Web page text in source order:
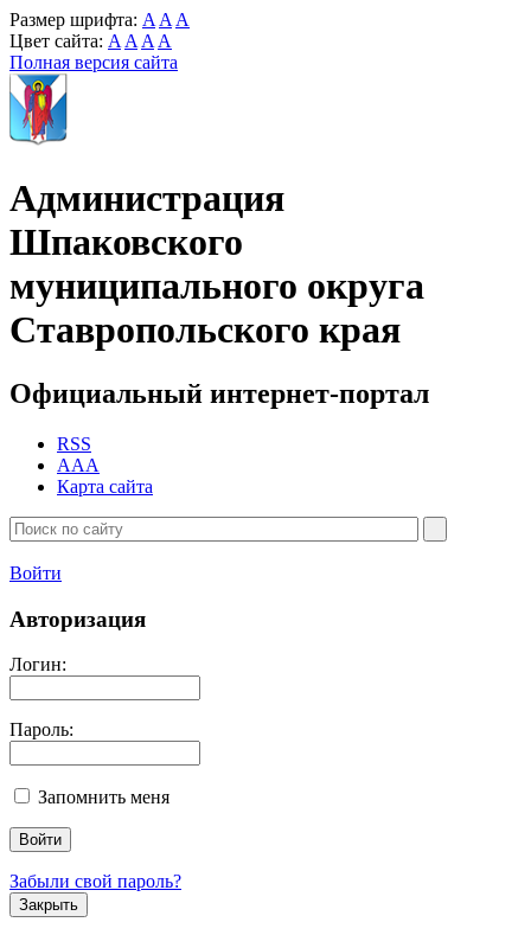
Размер шрифта: A A A
Цвет сайта: A A A A
Полная версия сайта
Администрация
Шпаковского
муниципального округа
Ставропольского края
Официальный интернет-портал
RSS
AAA
Карта сайта
Войти
Авторизация
Логин:
Пароль:
Запомнить меня
Забыли свой пароль?
Закрыть